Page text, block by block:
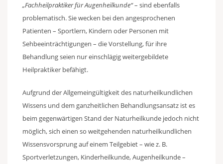
„Fachheilpraktiker für Augenheilkunde“– sind ebenfalls
problematisch. Sie wecken bei den angesprochenen
Patienten – Sportlern, Kindern oder Personen mit
Sehbeeinträchtigungen – die Vorstellung, für ihre
Behandlung seien nur einschlägig weitergebildete
Heilpraktiker befähigt.
Aufgrund der Allgemeingültigkeit des naturheilkundlichen
Wissens und dem ganzheitlichen Behandlungsansatz ist es
beim gegenwärtigen Stand der Naturheilkunde jedoch nicht
möglich, sich einen so weitgehenden naturheilkundlichen
Wissensvorsprung auf einem Teilgebiet – wie z. B.
Sportverletzungen, Kinderheilkunde, Augenheilkunde –